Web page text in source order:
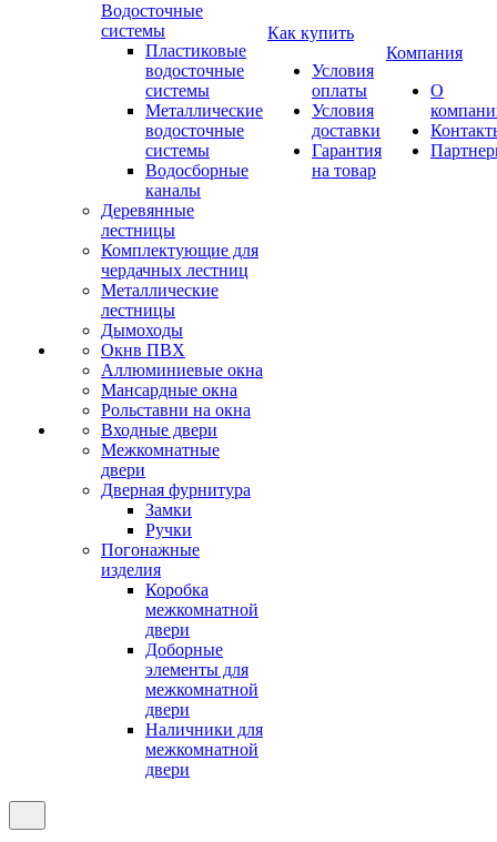
Водосточные
системы
Пластиковые
водосточные
системы
Металлические
водосточные
системы
Водосборные
каналы
Деревянные
лестницы
Комплектующие для
чердачных лестниц
Металлические
лестницы
Дымоходы
Окнв ПВХ
Аллюминиевые окна
Мансардные окна
Рольставни на окна
Входные двери
Межкомнатные
двери
Дверная фурнитура
Замки
Ручки
Погонажные
изделия
Коробка
межкомнатной
двери
Доборные
элементы для
межкомнатной
двери
Наличники для
межкомнатной
двери
Как купить
Условия
оплаты
Условия
доставки
Гарантия
на товар
Компания
О